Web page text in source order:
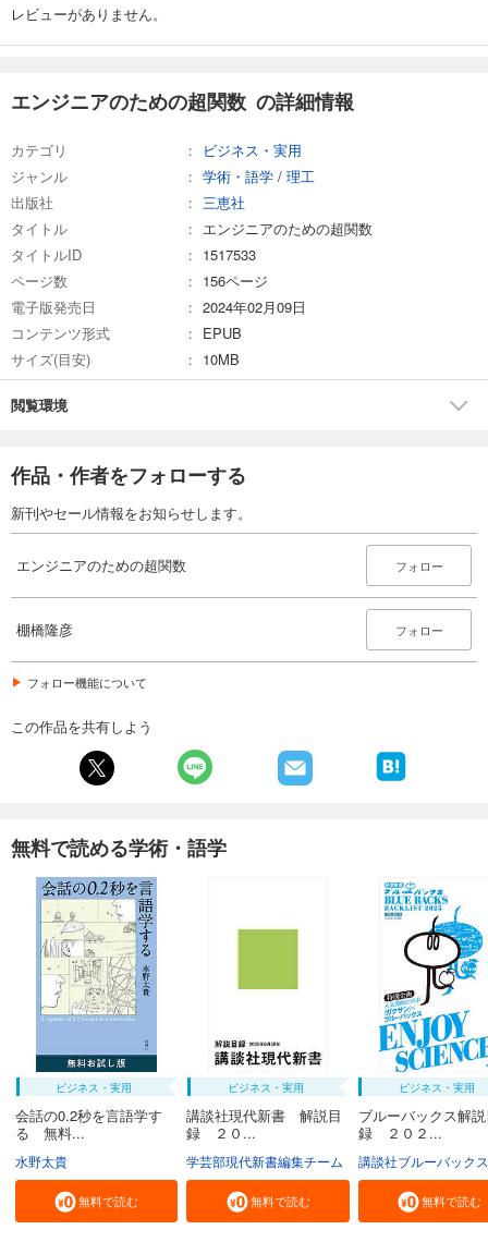
レビューがありません。
エンジニアのための超関数 の詳細情報
カテゴリ
ビジネス・実用
ジャンル
学術・語学 / 理工
出版社
三恵社
タイトル
エンジニアのための超関数
タイトルID
1517533
ページ数
156ページ
電子版発売日
2024年02月09日
コンテンツ形式
EPUB
サイズ(目安)
10MB
閲覧環境
作品・作者をフォローする
新刊やセール情報をお知らせします。
エンジニアのための超関数 フォロー
棚橋隆彦 フォロー
フォロー機能について
この作品を共有しよう
無料で読める学術・語学
ビジネス・実用
会話の0.2秒を言語学す
る 無料...
水野太貴
無料で読む
ビジネス・実用
講談社現代新書 解説目
録 ２０...
学芸部現代新書編集チーム
無料で読む
ビジネス・実用
ブルーバックス解
録 ２０２...
講談社ブルーバックス
無料で読む